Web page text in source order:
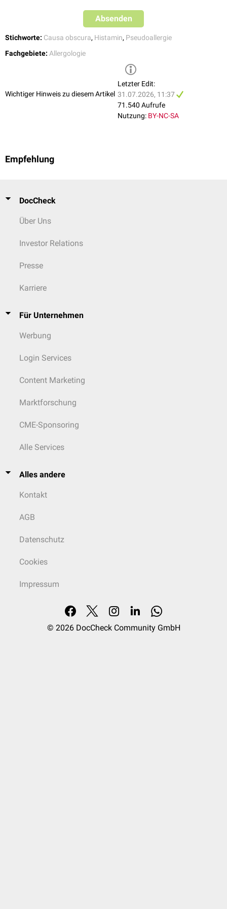
Absenden
Stichworte: Causa obscura, Histamin, Pseudoallergie
Fachgebiete: Allergologie
Wichtiger Hinweis zu diesem Artikel
Letzter Edit:
31.07.2026, 11:37
71.540 Aufrufe
Nutzung: BY-NC-SA
Empfehlung
DocCheck
Über Uns
Investor Relations
Presse
Karriere
Für Unternehmen
Werbung
Login Services
Content Marketing
Marktforschung
CME-Sponsoring
Alle Services
Alles andere
Kontakt
AGB
Datenschutz
Cookies
Impressum
© 2026 DocCheck Community GmbH